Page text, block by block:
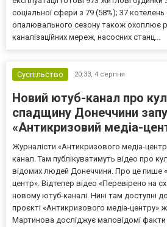
соціальної сфери з 79 (58%); 37
опалювального сезону також охоплює
каналізаційних мереж, насосних станц...
Суспільство 20:33, 4 серпня
Новий ютуб-канал про
спадщину Донеччини
«Антикризовий медіа-
Журналісти «Антикризового медіа-
канал. Там публікуватимуть відео про
відомих людей Донеччини. Про це пише
центр». Відтепер відео «Перевірено на
новому ютуб-каналі. Нині там доступні
проєкті «Антикризового медіа-центру»
Мартинова досліджує маловідомі